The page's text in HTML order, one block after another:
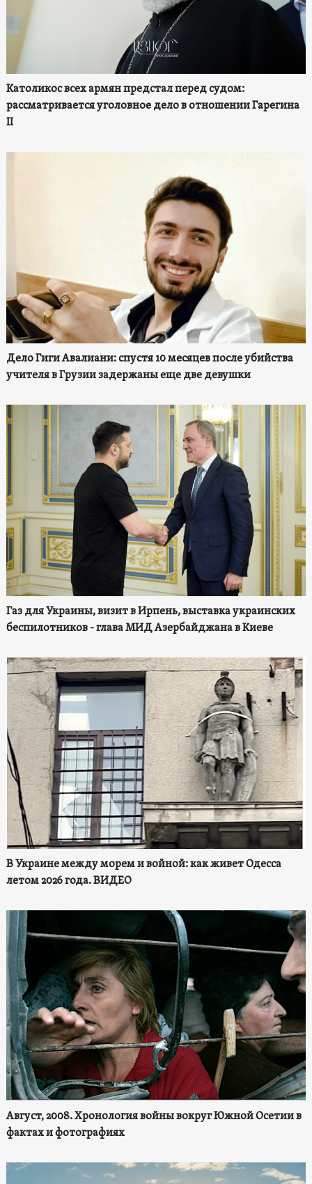
Католикос всех армян предстал перед судом:
рассматривается уголовное дело в отношении Гарегина
II
Дело Гиги Авалиани: спустя 10 месяцев после убийства
учителя в Грузии задержаны еще две девушки
Газ для Украины, визит в Ирпень, выставка украинских
беспилотников - глава МИД Азербайджана в Киеве
В Украине между морем и войной: как живет Одесса
летом 2026 года. ВИДЕО
Август, 2008. Хронология войны вокруг Южной Осетии в
фактах и фотографиях